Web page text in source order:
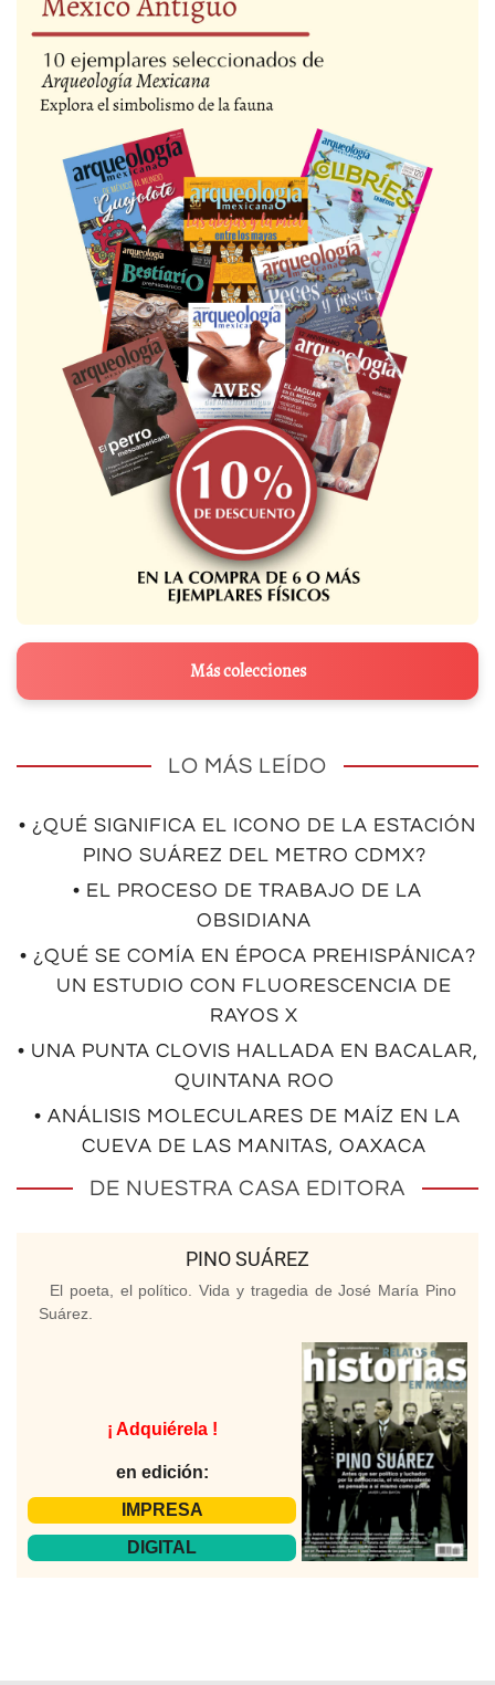
Más colecciones
LO MÁS LEÍDO
• ¿QUÉ SIGNIFICA EL ICONO DE LA ESTACIÓN
PINO SUÁREZ DEL METRO CDMX?
• EL PROCESO DE TRABAJO DE LA
OBSIDIANA
• ¿QUÉ SE COMÍA EN ÉPOCA PREHISPÁNICA?
UN ESTUDIO CON FLUORESCENCIA DE
RAYOS X
• UNA PUNTA CLOVIS HALLADA EN BACALAR,
QUINTANA ROO
• ANÁLISIS MOLECULARES DE MAÍZ EN LA
CUEVA DE LAS MANITAS, OAXACA
DE NUESTRA CASA EDITORA
PINO SUÁREZ
El poeta, el político. Vida y tragedia de José María Pino
Suárez.
¡ Adquiérela !
en edición:
IMPRESA
DIGITAL